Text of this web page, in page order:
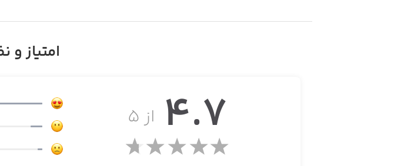
very exciting! Share in that excitement as we welcome newborn
and medical staff can love and care for these tiny, swaddled cuties.
امتیاز و
از ۵ 4.7